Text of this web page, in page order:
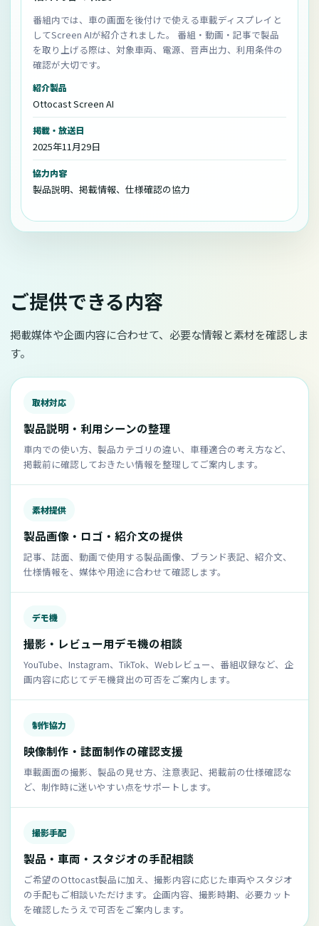
番組内では、車の画面を後付けで使える車載ディスプレイと
してScreen AIが紹介されました。 番組・動画・記事で製品
を取り上げる際は、対象車両、電源、音声出力、利用条件の
確認が大切です。
紹介製品
Ottocast Screen AI
掲載・放送日
2025年11月29日
協力内容
製品説明、掲載情報、仕様確認の協力
ご提供できる内容
掲載媒体や企画内容に合わせて、必要な情報と素材を確認しま
す。
取材対応
製品説明・利用シーンの整理
車内での使い方、製品カテゴリの違い、車種適合の考え方など、
掲載前に確認しておきたい情報を整理してご案内します。
素材提供
製品画像・ロゴ・紹介文の提供
記事、誌面、動画で使用する製品画像、ブランド表記、紹介文、
仕様情報を、媒体や用途に合わせて確認します。
デモ機
撮影・レビュー用デモ機の相談
YouTube、Instagram、TikTok、Webレビュー、番組収録など、企
画内容に応じてデモ機貸出の可否をご案内します。
制作協力
映像制作・誌面制作の確認支援
車載画面の撮影、製品の見せ方、注意表記、掲載前の仕様確認な
ど、制作時に迷いやすい点をサポートします。
撮影手配
製品・車両・スタジオの手配相談
ご希望のOttocast製品に加え、撮影内容に応じた車両やスタジオ
の手配もご相談いただけます。企画内容、撮影時期、必要カット
を確認したうえで可否をご案内します。